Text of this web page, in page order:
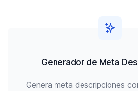
Generador de Meta
Genera meta descripciones